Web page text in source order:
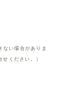
ない場合がありま
ください。）